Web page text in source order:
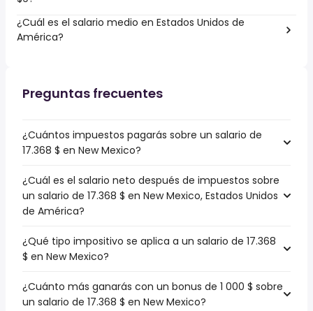
¿Cuál es el salario medio en Estados Unidos de
América?
Preguntas frecuentes
¿Cuántos impuestos pagarás sobre un salario de
17.368 $ en New Mexico?
¿Cuál es el salario neto después de impuestos sobre
un salario de 17.368 $ en New Mexico, Estados Unidos
de América?
¿Qué tipo impositivo se aplica a un salario de 17.368
$ en New Mexico?
¿Cuánto más ganarás con un bonus de 1 000 $ sobre
un salario de 17.368 $ en New Mexico?